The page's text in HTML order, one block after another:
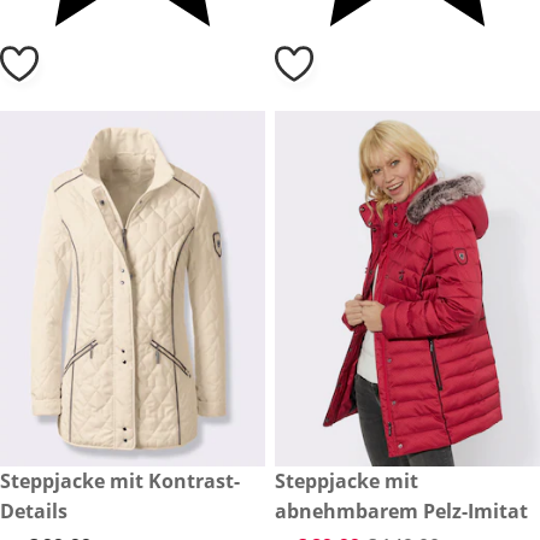
€ 99,99
Steppjacke mit Kontrast-
Details
reduzierter Preis € 89,99,
Sale
Steppjacke mit
abnehmbarem Pelz-Imitat